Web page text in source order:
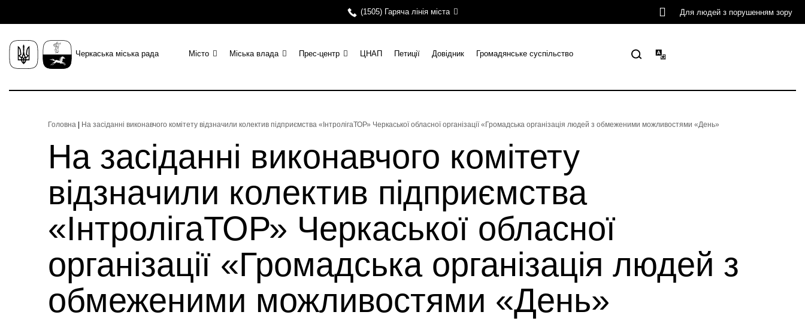
(1505) Гаряча лінія міста Для людей з порушенням зору
Черкаська міська рада Місто Міська влада Прес-центр ЦНАП Петиції Довідник Громадянське суспільство
Головна На засіданні виконавчого комітету відзначили колектив підприємства «ІнтролігаТОР» Черкаської обласної організації «Громадська організація людей з обмеженими можливостями «День»
На засіданні виконавчого комітету
відзначили колектив підприємства
«ІнтролігаТОР» Черкаської обласної
організації «Громадська організація людей з
обмеженими можливостями «День»